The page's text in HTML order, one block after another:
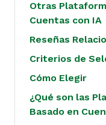
Otras
Cuentas con IA
Reseñas
Criterios de
Cómo Elegir
¿Qué son las
Basado en